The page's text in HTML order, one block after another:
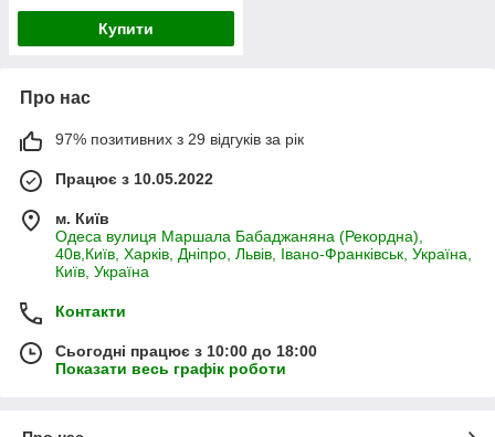
Купити
Про нас
97% позитивних з 29 відгуків за рік
Працює з 10.05.2022
м. Київ
Одеса вулиця Маршала Бабаджаняна (Рекордна),
40в,Київ, Харків, Дніпро, Львів, Івано-Франківськ, Україна,
Київ, Україна
Контакти
Сьогодні працює з 10:00 до 18:00
Показати весь графік роботи